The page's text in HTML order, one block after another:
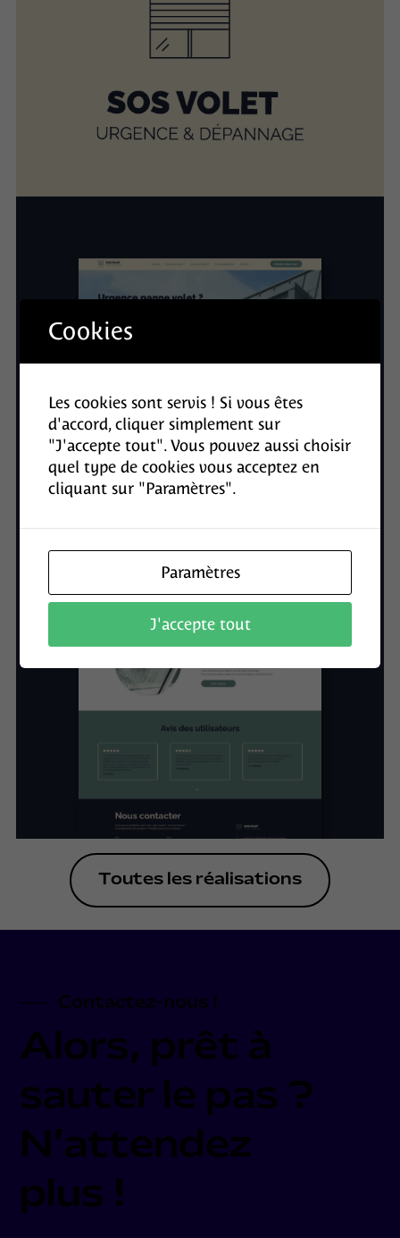
Toutes les réalisations
Contactez-nous !
Alors, prêt à
sauter le pas ?
N’attendez
plus !
Cookies
Les cookies sont servis ! Si vous êtes
d'accord, cliquer simplement sur
"J'accepte tout". Vous pouvez aussi choisir
quel type de cookies vous acceptez en
cliquant sur "Paramètres".
Paramètres
J'accepte tout